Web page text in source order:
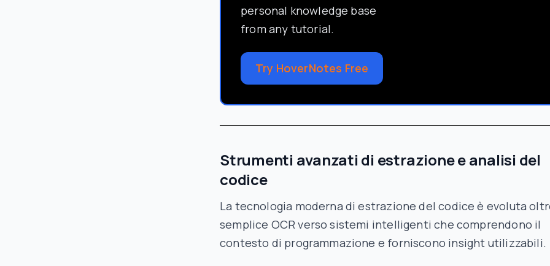
personal knowledge base
from any tutorial.
Try HoverNotes Free
Strumenti avanzati di estrazione e analisi del
codice
La tecnologia moderna di estrazione del codice è evoluta
semplice OCR verso sistemi intelligenti che comprendono il
contesto di programmazione e forniscono insight utilizzabili.